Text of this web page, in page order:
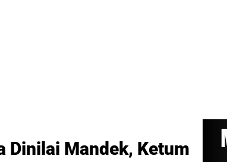
Dinilai Mandek, Ketum